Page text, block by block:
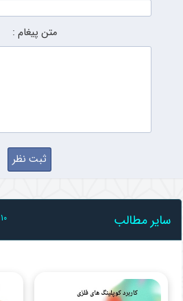
متن پیغام :
سایر مطالب 10